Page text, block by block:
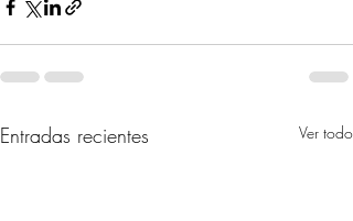
Entradas recientes Ver todo